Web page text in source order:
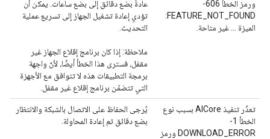
ورمز الخطأ 606-
FEATURE_NOT_FOUND:
الميزة ... غير متاحة.
عادةً بضع دقائق إلى بضع ساعات. يمكن أن
تؤدي إعادة تشغيل الجهاز إلى تسريع عملية
التحديث.
ملاحظة: إذا كان برنامج إقلاع الجهاز غير
مقفل، فسترى هذا الخطأ أيضًا، لأنّ واجهة
برمجة التطبيقات هذه لا تتوافق مع الأجهزة
التي تتضمّن برنامج إقلاع غير مقفل.
تعذّر تنفيذ AICore بسبب نوع
الخطأ 1-
DOWNLOAD_ERROR ورمز
يُرجى الحفاظ على الاتصال بالشبكة والانتظار
بضع دقائق ثم إعادة المحاولة.